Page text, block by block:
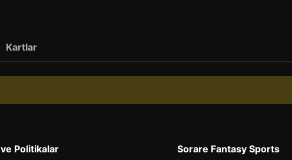
Kartlar
Politikalar
Sorare Fantasy Sports